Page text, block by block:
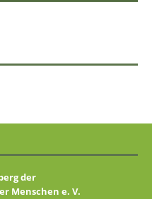
der
Menschen e. V.